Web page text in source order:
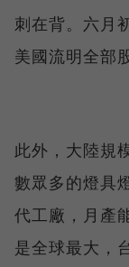
刺在背。六月
美國流明全部
此外，大陸規
數眾多的燈具
代工廠，月產
是全球最大，